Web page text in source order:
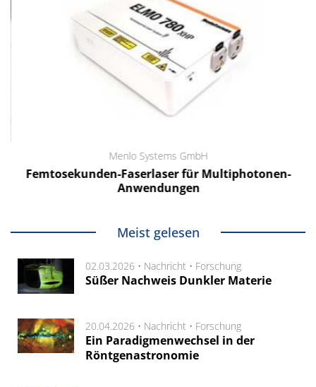
Menlo Systems GmbH
Femtosekunden-Faserlaser für Multiphotonen-
Anwendungen
Meist gelesen
02.03.2026 • Nachricht • Forschung
Süßer Nachweis Dunkler Materie
20.04.2026 • Nachricht • Forschung
Ein Paradigmenwechsel in der
Röntgenastronomie